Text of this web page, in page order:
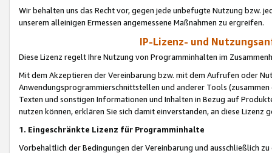
Wir behalten uns das Recht vor, gegen jede unbefugte Nutzung bzw.
unserem alleinigen Ermessen angemessene Maßnahmen zu ergreifen.
IP-Lizenz- und
Diese Lizenz regelt Ihre Nutzung von Programminhalten im
Mit dem Akzeptieren der Vereinbarung bzw. mit dem Aufrufen oder
Anwendungsprogrammierschnittstellen und anderer Tools (zusammen
Texten und sonstigen Informationen und Inhalten in Bezug auf
nutzen können, erklären Sie sich damit einverstanden, an diese Lizenz
1. Eingeschränkte Lizenz für Programminhalte
Vorbehaltlich der Bedingungen der Vereinbarung und ausschließlich